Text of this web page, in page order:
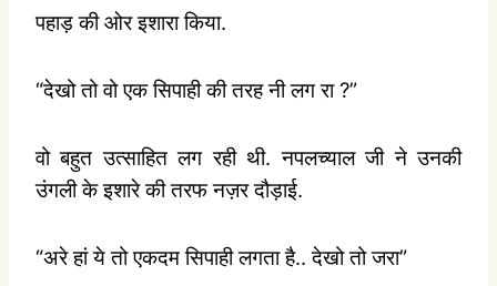
पहाड़ की ओर इशारा किया.
“देखो तो वो एक सिपाही की तरह नी लग रा ?”
वो बहुत उत्साहित लग रही थी. नपलच्याल जी ने उनकी
उंगली के इशारे की तरफ नज़र दौड़ाई.
“अरे हां ये तो एकदम सिपाही लगता है.. देखो तो जरा”